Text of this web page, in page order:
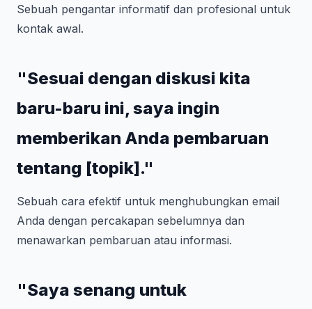
Sebuah pengantar informatif dan profesional untuk
kontak awal.
"Sesuai dengan diskusi kita
baru-baru ini, saya ingin
memberikan Anda pembaruan
tentang [topik]."
Sebuah cara efektif untuk menghubungkan email
Anda dengan percakapan sebelumnya dan
menawarkan pembaruan atau informasi.
"Saya senang untuk